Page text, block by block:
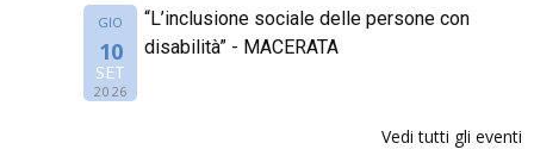
GIO
10
SET
2026
“L’inclusione sociale delle persone con
disabilità” - MACERATA
Vedi tutti gli eventi